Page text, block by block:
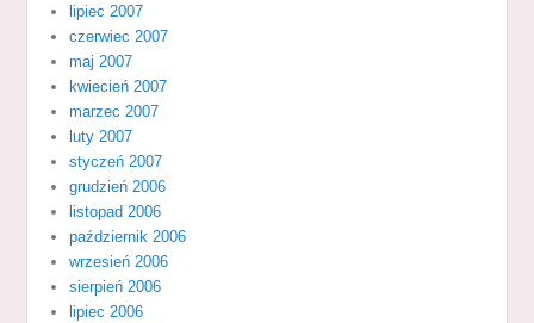
lipiec 2007
czerwiec 2007
maj 2007
kwiecień 2007
marzec 2007
luty 2007
styczeń 2007
grudzień 2006
listopad 2006
październik 2006
wrzesień 2006
sierpień 2006
lipiec 2006